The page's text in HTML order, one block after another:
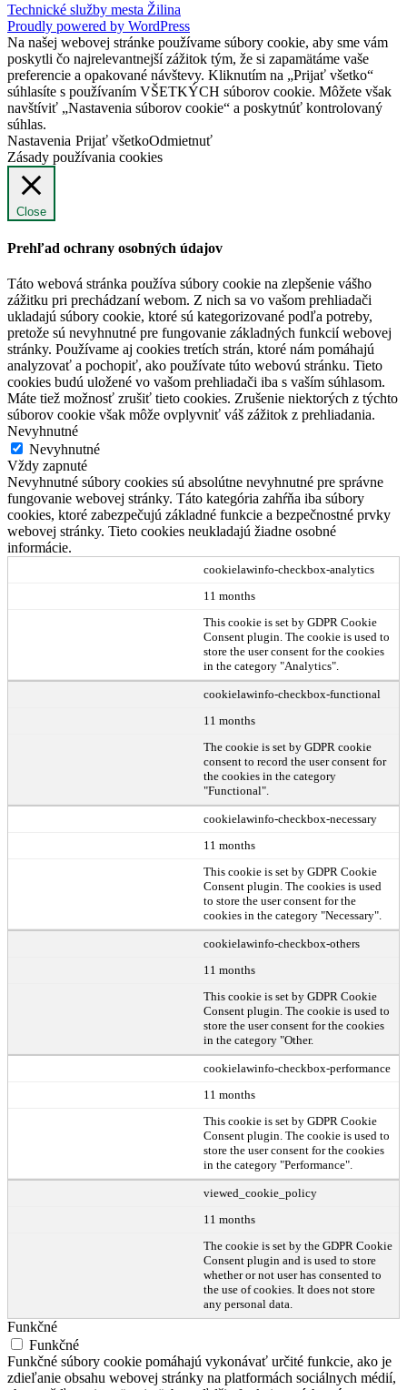
Technické služby mesta Žilina
Proudly powered by WordPress
Na našej webovej stránke používame súbory cookie, aby sme vám
poskytli čo najrelevantnejší zážitok tým, že si zapamätáme vaše
preferencie a opakované návštevy. Kliknutím na „Prijať všetko“
súhlasíte s používaním VŠETKÝCH súborov cookie. Môžete však
navštíviť „Nastavenia súborov cookie“ a poskytnúť kontrolovaný
súhlas.
Nastavenia Prijať všetkoOdmietnuť
Zásady používania cookies
Close
Prehľad ochrany osobných údajov
Táto webová stránka používa súbory cookie na zlepšenie vášho
zážitku pri prechádzaní webom. Z nich sa vo vašom prehliadači
ukladajú súbory cookie, ktoré sú kategorizované podľa potreby,
pretože sú nevyhnutné pre fungovanie základných funkcií webovej
stránky. Používame aj cookies tretích strán, ktoré nám pomáhajú
analyzovať a pochopiť, ako používate túto webovú stránku. Tieto
cookies budú uložené vo vašom prehliadači iba s vaším súhlasom.
Máte tiež možnosť zrušiť tieto cookies. Zrušenie niektorých z týchto
súborov cookie však môže ovplyvniť váš zážitok z prehliadania.
Nevyhnutné
Nevyhnutné
Vždy zapnuté
Nevyhnutné súbory cookies sú absolútne nevyhnutné pre správne
fungovanie webovej stránky. Táto kategória zahŕňa iba súbory
cookies, ktoré zabezpečujú základné funkcie a bezpečnostné prvky
webovej stránky. Tieto cookies neukladajú žiadne osobné
informácie.
cookielawinfo-checkbox-analytics
11 months
This cookie is set by GDPR Cookie
Consent plugin. The cookie is used to
store the user consent for the cookies
in the category "Analytics".
cookielawinfo-checkbox-functional
11 months
The cookie is set by GDPR cookie
consent to record the user consent for
the cookies in the category
"Functional".
cookielawinfo-checkbox-necessary
11 months
This cookie is set by GDPR Cookie
Consent plugin. The cookies is used
to store the user consent for the
cookies in the category "Necessary".
cookielawinfo-checkbox-others
11 months
This cookie is set by GDPR Cookie
Consent plugin. The cookie is used to
store the user consent for the cookies
in the category "Other.
cookielawinfo-checkbox-performance
11 months
This cookie is set by GDPR Cookie
Consent plugin. The cookie is used to
store the user consent for the cookies
in the category "Performance".
viewed_cookie_policy
11 months
The cookie is set by the GDPR Cookie
Consent plugin and is used to store
whether or not user has consented to
the use of cookies. It does not store
any personal data.
Funkčné
Funkčné
Funkčné súbory cookie pomáhajú vykonávať určité funkcie, ako je
zdieľanie obsahu webovej stránky na platformách sociálnych médií,